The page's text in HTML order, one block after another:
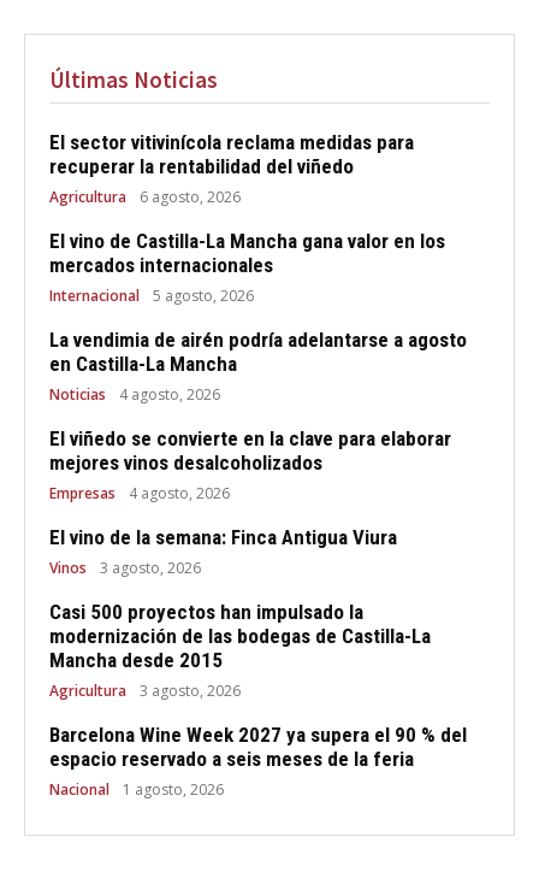
Últimas Noticias
El sector vitivinícola reclama medidas para
recuperar la rentabilidad del viñedo
Agricultura 6 agosto, 2026
El vino de Castilla-La Mancha gana valor en los
mercados internacionales
Internacional 5 agosto, 2026
La vendimia de airén podría adelantarse a agosto
en Castilla-La Mancha
Noticias 4 agosto, 2026
El viñedo se convierte en la clave para elaborar
mejores vinos desalcoholizados
Empresas 4 agosto, 2026
El vino de la semana: Finca Antigua Viura
Vinos 3 agosto, 2026
Casi 500 proyectos han impulsado la
modernización de las bodegas de Castilla-La
Mancha desde 2015
Agricultura 3 agosto, 2026
Barcelona Wine Week 2027 ya supera el 90 % del
espacio reservado a seis meses de la feria
Nacional 1 agosto, 2026